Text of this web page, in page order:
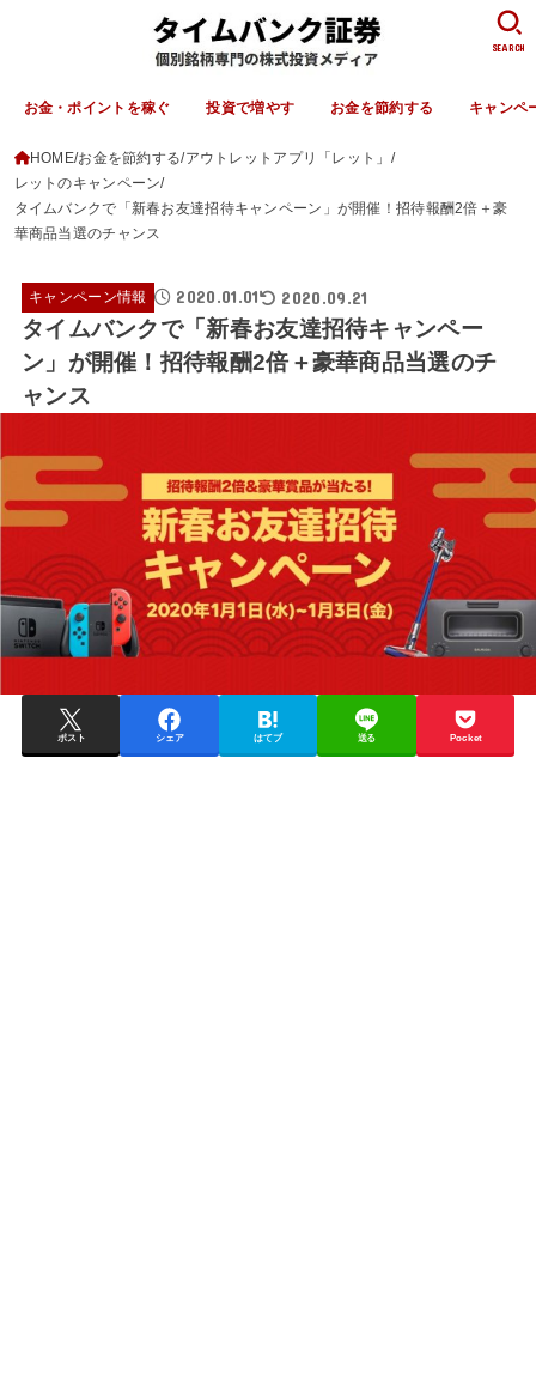
お金・ポイントを稼ぐ 投資で増やす お金を節約する キャンペ
SEARCH
HOME お金を節約する アウトレットアプリ「レット」
レットのキャンペーン
タイムバンクで「新春お友達招待キャンペーン」が開催！招待報酬2倍＋豪
華商品当選のチャンス
キャンペーン情報 2020.01.01 2020.09.21
タイムバンクで「新春お友達招待キャンペー
ン」が開催！招待報酬2倍＋豪華商品当選のチ
ャンス
ポスト シェア はてブ 送る Pocket